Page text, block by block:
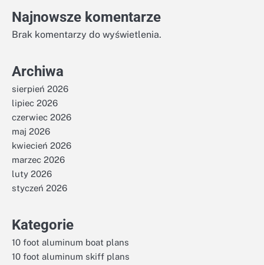
Najnowsze komentarze
Brak komentarzy do wyświetlenia.
Archiwa
sierpień 2026
lipiec 2026
czerwiec 2026
maj 2026
kwiecień 2026
marzec 2026
luty 2026
styczeń 2026
Kategorie
10 foot aluminum boat plans
10 foot aluminum skiff plans